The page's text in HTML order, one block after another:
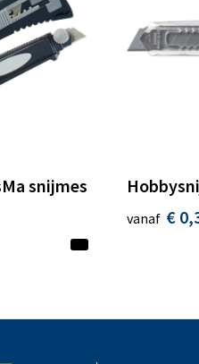
snijmes
vanaf €